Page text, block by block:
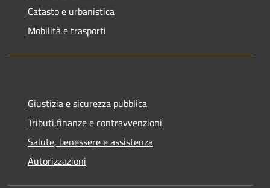
Catasto e urbanistica
Mobilità e trasporti
Giustizia e sicurezza pubblica
Tributi,finanze e contravvenzioni
Salute, benessere e assistenza
Autorizzazioni